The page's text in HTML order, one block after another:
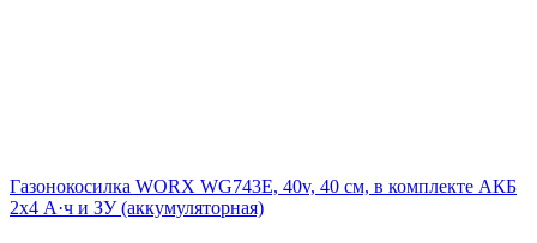
Газонокосилка WORX WG743E, 40v, 40 см, в комплекте АКБ
2х4 А·ч и ЗУ (аккумуляторная)